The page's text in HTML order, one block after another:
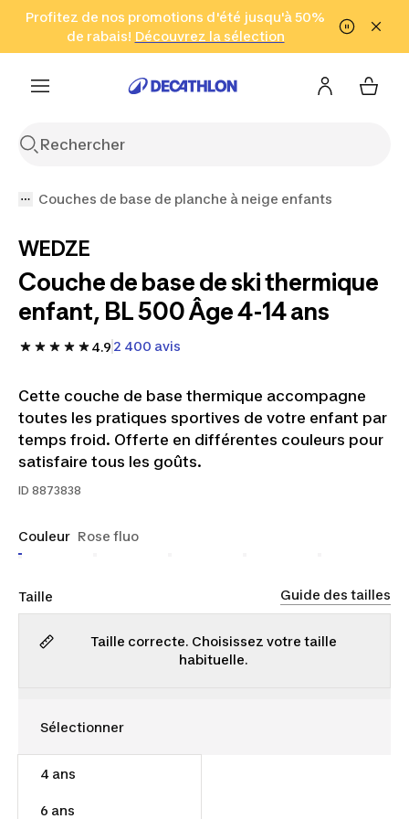
Aller à la recherche Aller au contenu Aller au pied de
Profitez de nos promotions d'été jusqu'à 50%
de rabais! Découvrez la sélection
Cliquez ici
en seulement 2 h!
(Zones sélectionnées)
Couches de base de planche à neige enfants
WEDZE
Couche de base de ski thermique
enfant, BL 500 Âge 4-14 ans
4.9 2 400 avis
Cette couche de base thermique accompagne
toutes les pratiques sportives de votre enfant par
temps froid. Offerte en différentes couleurs pour
satisfaire tous les goûts.
ID 8873838
Couleur Rose fluo
Taille Guide des tailles
Taille correcte. Choisissez votre taille
habituelle.
4 ans
6 ans